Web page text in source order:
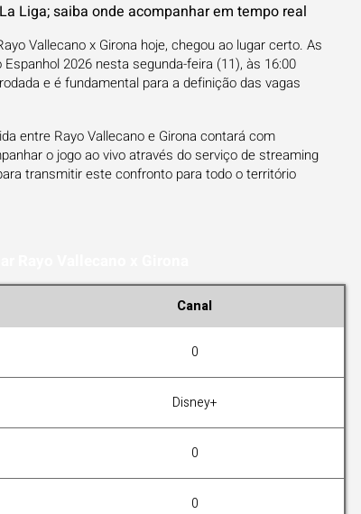
Liga; saiba onde acompanhar em tempo real
Vallecano x Girona hoje, chegou ao lugar certo. As
2026 nesta segunda-feira (11), às 16:00
e é fundamental para a definição das vagas
entre Rayo Vallecano e Girona contará com
o jogo ao vivo através do serviço de streaming
transmitir este confronto para todo o território
Canal
0
Disney+
0
0